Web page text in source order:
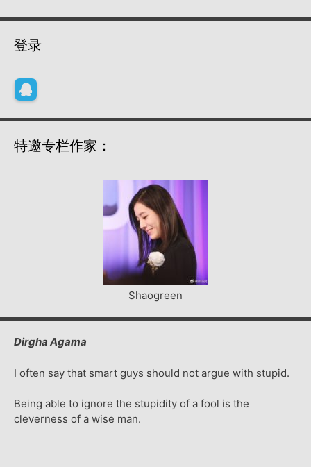
登录
特邀专栏作家：
Shaogreen
Dirgha Agama
I often say that smart guys should not argue with stupid.
Being able to ignore the stupidity of a fool is the
cleverness of a wise man.